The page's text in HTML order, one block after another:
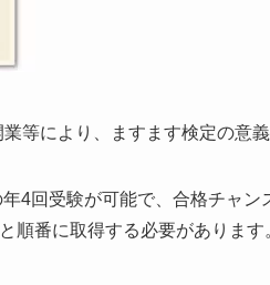
等により、ますます検定の意義
4回受験が可能で、合格チャン
番に取得する必要があります